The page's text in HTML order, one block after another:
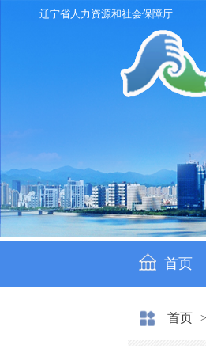
辽宁省人力资源和社会保障厅
首页
首页 >